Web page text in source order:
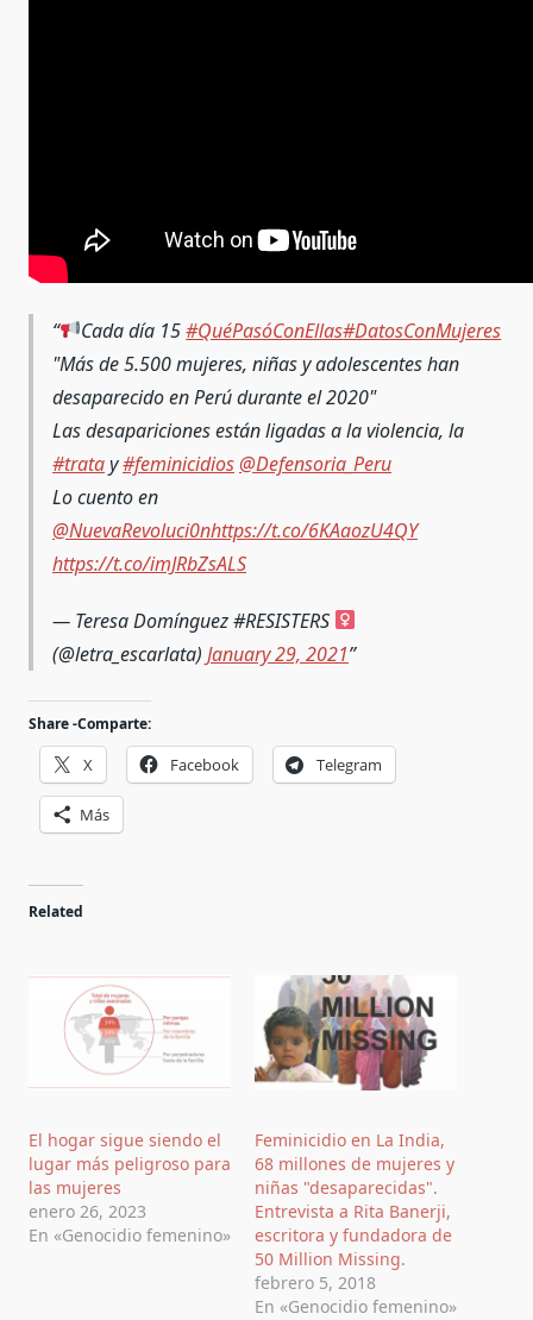
Cada día 15#QuéPasóConEllas#DatosConMujeres
"Más de 5.500 mujeres, niñas y adolescentes han
desaparecido en Perú durante el 2020"
Las desapariciones están ligadas a la violencia, la
#tratay#feminicidios@Defensoria_Peru
Lo cuento en
@NuevaRevoluci0nhttps://t.co/6KAaozU4QY
https://t.co/imJRbZsALS
— Teresa Domínguez #RESISTERS
(@letra_escarlata) January 29, 2021
Share -Comparte:
X Facebook Telegram
Más
Related
El hogar sigue siendo el
lugar más peligroso para
las mujeres
enero 26, 2023
En «Genocidio femenino»
Feminicidio en La India,
68 millones de mujeres y
niñas "desaparecidas".
Entrevista a Rita Banerji,
escritora y fundadora de
50 Million Missing.
febrero 5, 2018
En «Genocidio femenino»